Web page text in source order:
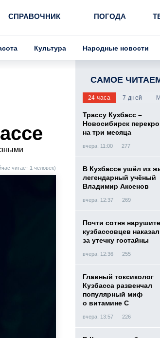
СПРАВОЧНИК ПОГОДА
в России Угольная промышленность
Культура Народные новости
читает 1 человек)
САМОЕ
24 часа 7 дней
Трассу Кузбасс –
Новосибирск
на три месяца
вчера, 11:00 277
В Кузбассе ушёл из
легендарный учёный
Владимир Аксенов
вчера, 12:37 269
Почти сотня
кузбассовцев
за утечку гостайны
вчера, 12:36 255
Главный токсиколог
Кузбасса развенчал
популярный миф
о витамине С
вчера, 13:57 226